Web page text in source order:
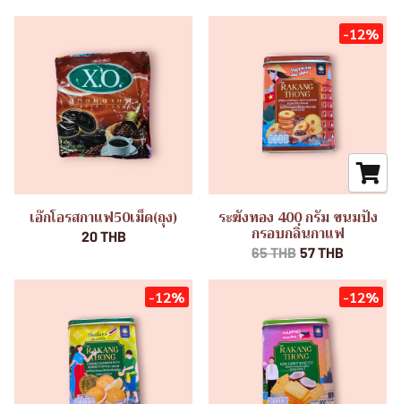
เอ๊กโอรสกาแฟ50เม็ด(ถุง)
20 THB
-12%
ระฆังทอง 400 กรัม ขนมปัง
กรอบกลิ่นกาแฟ
65 THB 57 THB
-12% -12%